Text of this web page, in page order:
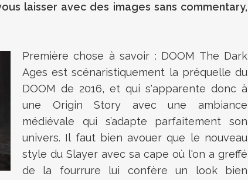
laisser avec des images sans commentary,
Première chose à savoir : DOOM The Dark
Ages est scénaristiquement la préquelle du
DOOM de 2016, et qui s'apparente donc à
une Origin Story avec une ambiance
médiévale qui s’adapte parfaitement son
univers. Il faut bien avouer que le nouveau
style du Slayer avec sa cape où l'on a greffé
de la fourrure lui confère un look bien